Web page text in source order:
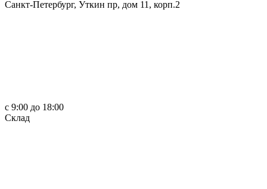
Санкт-Петербург, Уткин пр, дом 11, корп.2
c 9:00 до 18:00
Склад